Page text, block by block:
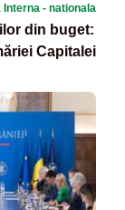
Interna - nationala
din buget:
Capitalei